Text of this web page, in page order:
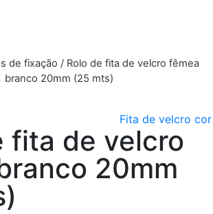
de fixação / Rolo de fita de velcro fêmea
branco 20mm (25 mts)
fita de velcro
20mm